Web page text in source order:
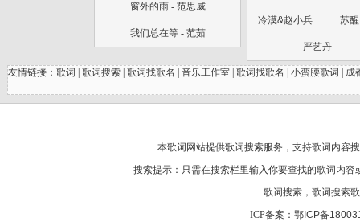
窗外的雨- 范思威
我们总在等- 范茹
冷漠&赵小兵 苏醒
严艺丹
友情链接： 歌词 歌词搜索 歌词找歌名 音乐工作室 歌词找歌名 小蛮腰歌词 成
本歌词网站提供歌词搜索服务，支持歌词 内容
搜索提示：只需在搜索栏里输入你要查找的歌词内
歌词搜索 ， 歌词搜索
ICP备案： 鄂ICP备